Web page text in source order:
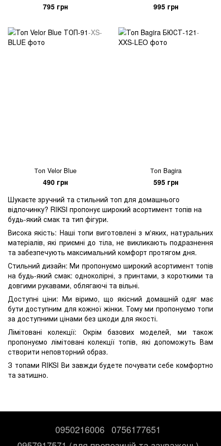
795 грн 995 грн
Топ Velor Blue
490 грн
Топ Bagira
595 грн
Шукаєте зручний та стильний топ для домашнього
відпочинку? RIKSI пропонує широкий асортимент топів на
будь-який смак та тип фігури.
Висока якість: Наші топи виготовлені з м'яких, натуральних
матеріалів, які приємні до тіла, не викликають подразнення
та забезпечують максимальний комфорт протягом дня.
Стильний дизайн: Ми пропонуємо широкий асортимент топів
на будь-який смак: одноколірні, з принтами, з короткими та
довгими рукавами, облягаючі та вільні.
Доступні ціни: Ми віримо, що якісний домашній одяг має
бути доступним для кожної жінки. Тому ми пропонуємо топи
за доступними цінами без шкоди для якості.
Лімітовані колекції: Окрім базових моделей, ми також
пропонуємо лімітовані колекції топів, які допоможуть Вам
створити неповторний образ.
З топами RIKSI Ви завжди будете почувати себе комфортно
та затишно.
0950216006 0756177651